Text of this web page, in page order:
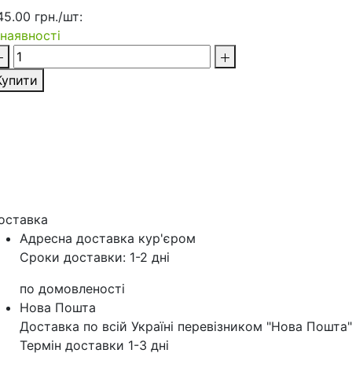
грн./шт:
Адресна доставка кур'‎єром
Сроки доставки: 1-2 дні
по домовленості
Нова Пошта
Доставка по всій Україні перевізником "Нова Пошта"
Термін доставки 1-3 дні